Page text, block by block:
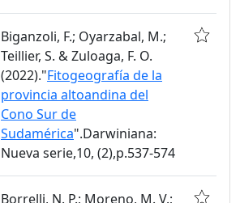
Biganzoli, F.; Oyarzabal, M.;
Teillier, S. & Zuloaga, F. O.
(2022)."Fitogeografía de la
provincia altoandina del
Cono Sur de
Sudamérica".Darwiniana:
Nueva serie,10, (2),p.537-574
Borrelli, N. P.; Moreno, M. V.;